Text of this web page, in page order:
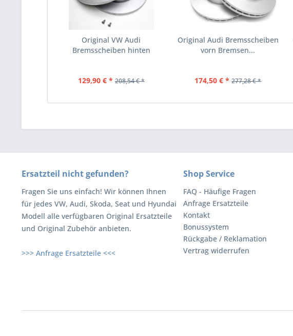
Original VW Audi
Bremsscheiben hinten
129,90 € * 208,54 € *
Original Audi Bremsscheiben
vorn Bremsen...
174,50 € * 277,28 € *
Ersatzteil nicht gefunden?
Fragen Sie uns einfach! Wir können Ihnen
für jedes VW, Audi, Skoda, Seat und Hyundai
Modell alle verfügbaren Original Ersatzteile
und Original Zubehör anbieten.
>>> Anfrage Ersatzteile <<<
Shop Service
FAQ - Häufige Fragen
Anfrage Ersatzteile
Kontakt
Bonussystem
Rückgabe / Reklamation
Vertrag widerrufen